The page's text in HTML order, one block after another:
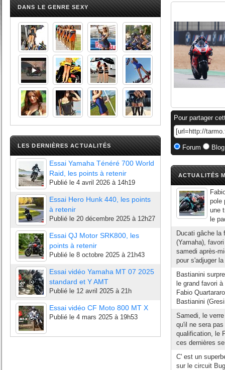
DANS LE GENRE SEXY
LES DERNIÈRES ACTUALITÉS
Essai Yamaha Ténéré 700 World
Raid, les points à retenir
Publié le 4 avril 2026 à 14h19
Essai Hero Hunk 440, les points
à retenir
Publié le 20 décembre 2025 à 12h27
Essai QJ Motor SRK800, les
points à retenir
Publié le 8 octobre 2025 à 21h43
Essai vidéo Yamaha MT 07 2025
standard et Y AMT
Publié le 12 avril 2025 à 21h
Essai vidéo CF Moto 800 MT X
Publié le 4 mars 2025 à 19h53
Pour partager
Forum
ACTUALITÉS
pole
une
le
Ducati gâche la
(Yamaha),
samedi après-
pour s'adjuger
Bastianini
le grand favori
Fabio
Bastianini
Samedi, le
qu'il ne sera
qualification, le
ces dernières
C' est un
sur le circuit